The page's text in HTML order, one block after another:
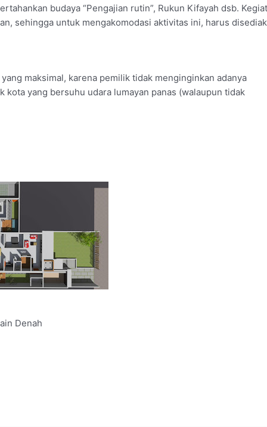
budaya “Pengajian rutin”, Rukun Kifayah dsb.
sehingga untuk mengakomodasi aktivitas ini, harus
maksimal, karena pemilik tidak menginginkan adanya
yang bersuhu udara lumayan panas (walaupun tidak
Denah